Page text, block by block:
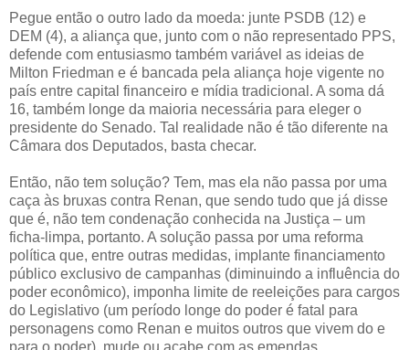
Pegue então o outro lado da moeda: junte PSDB (12) e
DEM (4), a aliança que, junto com o não representado PPS,
defende com entusiasmo também variável as ideias de
Milton Friedman e é bancada pela aliança hoje vigente no
país entre capital financeiro e mídia tradicional. A soma dá
16, também longe da maioria necessária para eleger o
presidente do Senado. Tal realidade não é tão diferente na
Câmara dos Deputados, basta checar.
Então, não tem solução? Tem, mas ela não passa por uma
caça às bruxas contra Renan, que sendo tudo que já disse
que é, não tem condenação conhecida na Justiça – um
ficha-limpa, portanto. A solução passa por uma reforma
política que, entre outras medidas, implante financiamento
público exclusivo de campanhas (diminuindo a influência do
poder econômico), imponha limite de reeleições para cargos
do Legislativo (um período longe do poder é fatal para
personagens como Renan e muitos outros que vivem do e
para o poder), mude ou acabe com as emendas